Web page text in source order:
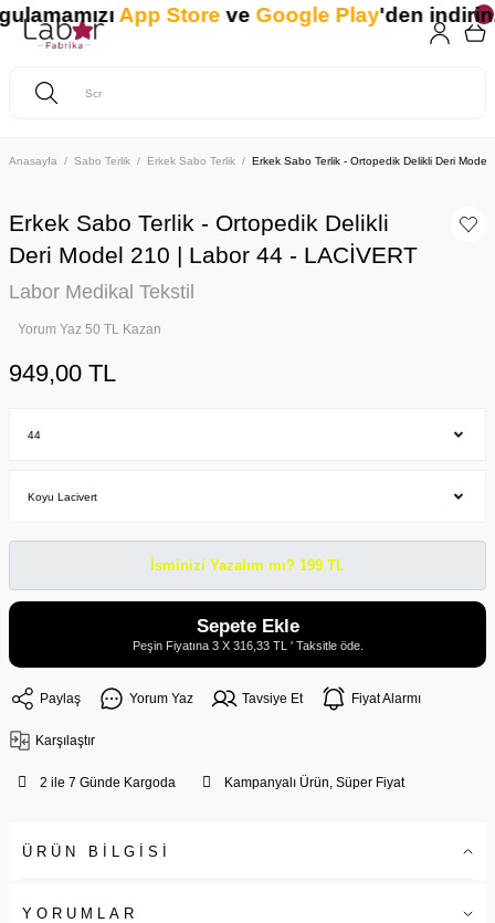
Anasayfa Sabo Terlik Erkek Sabo Terlik Erkek Sabo Terlik - Ortopedik Delikli Deri
Erkek Sabo Terlik - Ortopedik Delikli
Deri Model 210 | Labor 44 - LACİVERT
Labor Medikal Tekstil
Yorum Yaz 50 TL Kazan
949,00 TL
İsminizi Yazalım mı? 199 TL
Sepete Ekle
Peşin Fiyatına 3 X 316,33 TL ' Taksitle öde.
Paylaş Yorum Yaz Tavsiye Et Fiyat Alarmı
Karşılaştır
2 ile 7 Günde Kargoda Kampanyalı Ürün, Süper Fiyat
ÜRÜN BİLGİSİ
YORUMLAR
App StoreveGoogle Play 'den indirin.